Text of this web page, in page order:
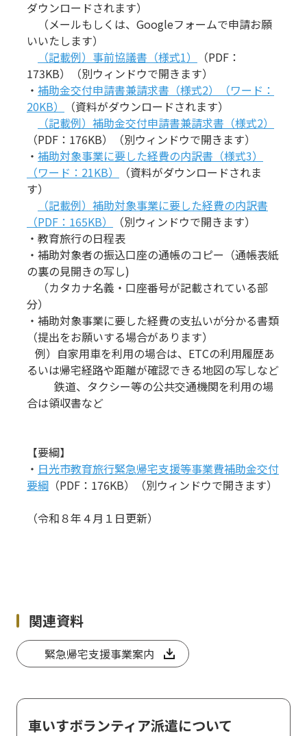
ダウンロードされます）
（メールもしくは、Googleフォームで申請お願
いいたします）
（記載例）事前協議書（様式1）
（PDF：
173KB）（別ウィンドウで開きます）
・ 補助金交付申請書兼請求書（様式2）（ワード：
20KB）
（資料がダウンロードされます）
（記載例）補助金交付申請書兼請求書（様式2）
（PDF：176KB）（別ウィンドウで開きます）
・ 補助対象事業に要した経費の内訳書（様式3）
（ワード：21KB）
（資料がダウンロードされま
す）
（記載例）補助対象事業に要した経費の内訳書
（PDF：165KB）
（別ウィンドウで開きます）
・教育旅行の日程表
・補助対象者の振込口座の通帳のコピー（通帳表紙
の裏の見開きの写し)
（カタカナ名義・口座番号が記載されている部
分）
・補助対象事業に要した経費の支払いが分かる書類
（提出をお願いする場合があります）
例）自家用車を利用の場合は、ETCの利用履歴あ
るいは帰宅経路や距離が確認できる地図の写しなど
鉄道、タクシー等の公共交通機関を利用の場
合は領収書など
【要綱】
・ 日光市教育旅行緊急帰宅支援等事業費補助金交付
要綱 （PDF：176KB）（別ウィンドウで開きます）
（令和８年４月１日更新）
関連資料
緊急帰宅支援事業案内
車いすボランティア派遣について